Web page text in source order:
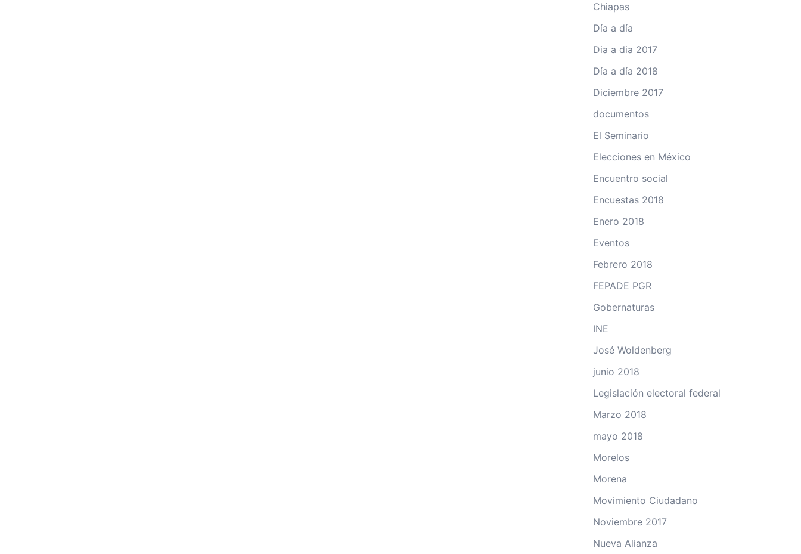
Chiapas
Día a día
Dia a dia 2017
Día a día 2018
Diciembre 2017
documentos
El Seminario
Elecciones en México
Encuentro social
Encuestas 2018
Enero 2018
Eventos
Febrero 2018
FEPADE PGR
Gobernaturas
INE
José Woldenberg
junio 2018
Legislación electoral federal
Marzo 2018
mayo 2018
Morelos
Morena
Movimiento Ciudadano
Noviembre 2017
Nueva Alianza